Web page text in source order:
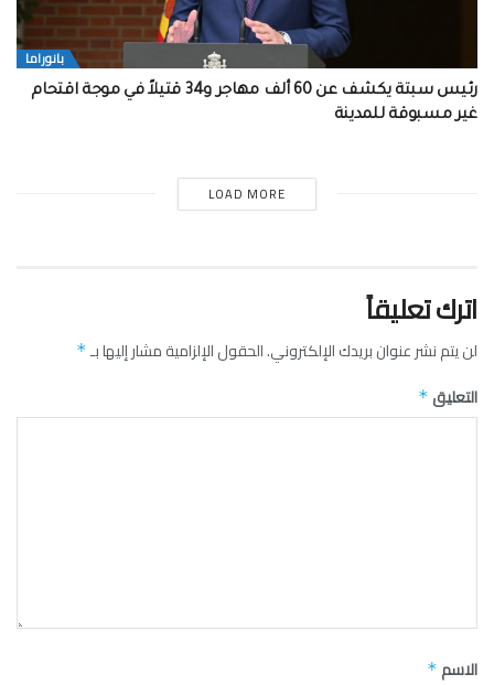
بانوراما
رئيس سبتة يكشف عن 60 ألف مهاجر و34 قتيلاً في موجة اقتحام
غير مسبوقة للمدينة
LOAD MORE
اترك تعليقاً
لن يتم نشر عنوان بريدك الإلكتروني.الحقول الإلزامية مشار إليها بـ*
التعليق *
الاسم *